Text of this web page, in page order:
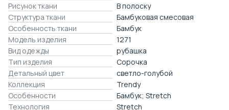
Рисунок ткани
В полоску
Структура ткани
Бамбуковая смесовая
Особенность ткани
Бамбук
Модель изделия
1271
Вид одежды
рубашка
Тип изделия
Сорочка
Детальный цвет
светло-голубой
Коллекция
Trendy
Особенности
Бамбук; Stretch
Технология
Stretch